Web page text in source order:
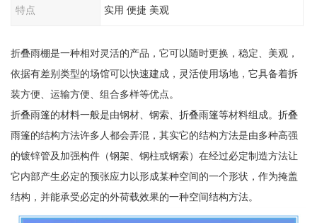
特点 实用 便捷 美观
折叠雨棚是一种相对灵活的产品，它可以随时更换，稳定、美观，
依据有差别类型的场馆可以快速建成，灵活使用场地，它具备着拆
装方便、运输方便、组合多样等优点。
折叠雨篷的材料一般是由钢材、钢索、折叠雨篷等材料组成。折叠
雨篷的结构方法许多人都会弄混，其实它的结构方法是由多种高强
的镀锌管及加强构件（钢架、钢柱或钢索）在经过必定制造方法让
它内部产生必定的预张应力以形成某种空间的一个形状，作为掩盖
结构，并能承受必定的外荷载效果的一种空间结构方法。